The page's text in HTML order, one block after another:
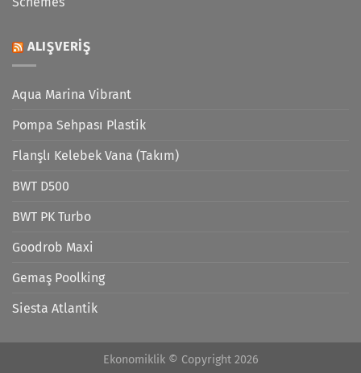
ALIŞVERIŞ
Aqua Marina Vibrant
Pompa Sehpası Plastik
Flanşlı Kelebek Vana (Takım)
BWT D500
BWT PK Turbo
Goodrob Maxi
Gemaş Poolking
Siesta Atlantik
Ekonomiklik © Copyright 2026